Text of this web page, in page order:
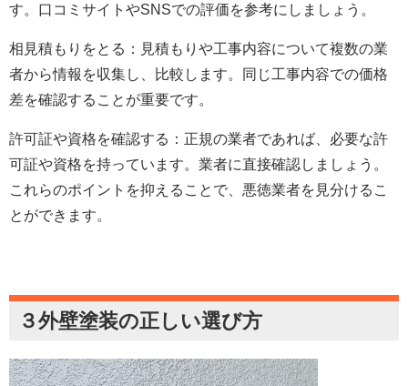
す。口コミサイトやSNSでの評価を参考にしましょう。
相見積もりをとる：見積もりや工事内容について複数の業
者から情報を収集し、比較します。同じ工事内容での価格
差を確認することが重要です。
許可証や資格を確認する：正規の業者であれば、必要な許
可証や資格を持っています。業者に直接確認しましょう。
これらのポイントを抑えることで、悪徳業者を見分けるこ
とができます。
３外壁塗装の正しい選び方